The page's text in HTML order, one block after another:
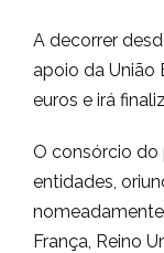
A decorrer
apoio da União
euros e irá
O consórcio
entidades,
França, Reino